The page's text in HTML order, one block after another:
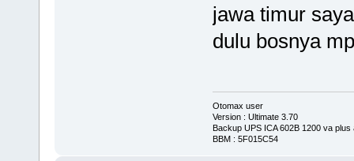
jawa timur
dulu bosnya
Otomax user
Version : Ultimate 3.70
Backup UPS ICA 602B 1200 va
BBM : 5F015C54